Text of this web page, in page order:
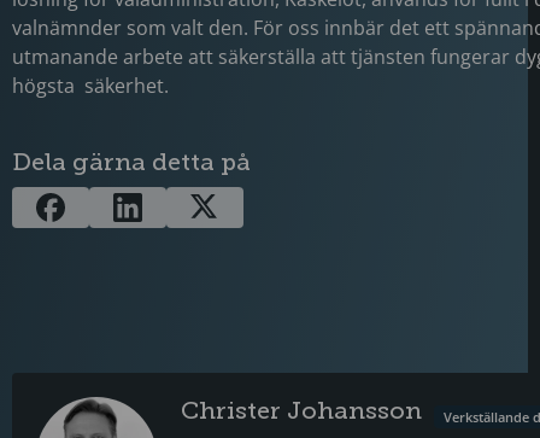
valnämnder som valt den. För oss innbär det ett
utmanande arbete att säkerställa att tjänsten fungerar
högsta säkerhet.
Dela gärna detta på
Christer Johansson Verkställande